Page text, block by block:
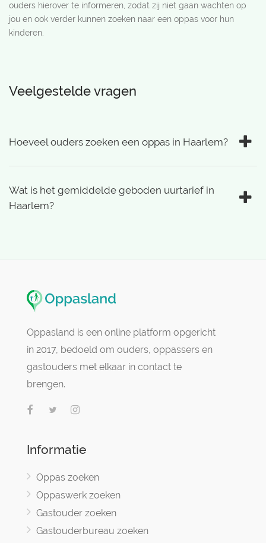
ouders hierover te informeren, zodat zij niet gaan wachten op
jou en ook verder kunnen zoeken naar een oppas voor hun
kinderen.
Veelgestelde vragen
Hoeveel ouders zoeken een oppas in Haarlem?
Wat is het gemiddelde geboden uurtarief in
Haarlem?
Oppasland is een online platform opgericht
in 2017, bedoeld om ouders, oppassers en
gastouders met elkaar in contact te
brengen.
Informatie
Oppas zoeken
Oppaswerk zoeken
Gastouder zoeken
Gastouderbureau zoeken